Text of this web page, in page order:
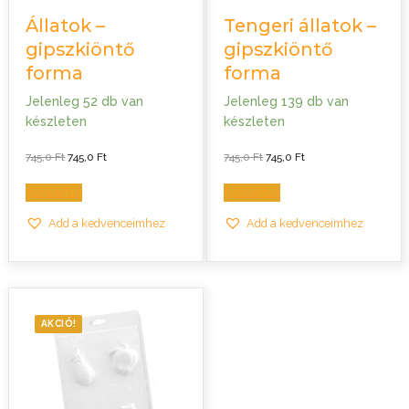
Állatok –
gipszkiöntő
forma
Jelenleg 52 db van
készleten
745,0FtOriginal
price
745,0 Ft.
745,0FtCurrent
Kosárba
Add a kedvenceimhez
Tengeri állatok –
gipszkiöntő
forma
Jelenleg 139 db van
készleten
745,0FtOriginal
price
745,0 Ft.
745,0FtCurrent
Kosárba
Add a kedvenceimhez
AKCIÓ!